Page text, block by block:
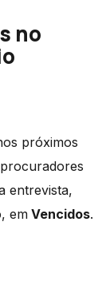
no
próximos
entrevista,
em Vencidos.